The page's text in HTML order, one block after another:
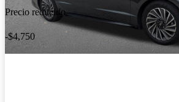
Precio reducido
-$4,750